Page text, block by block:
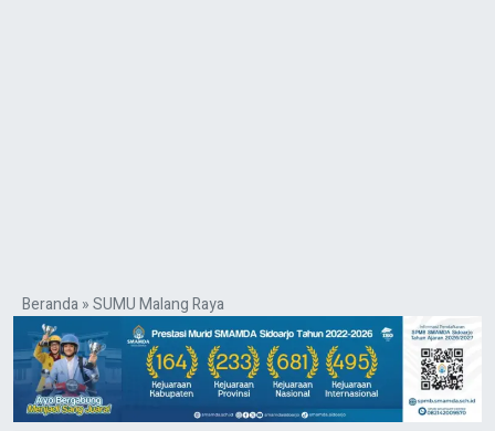
Beranda»SUMU Malang Raya